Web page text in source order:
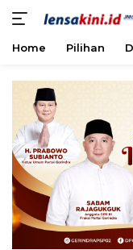
konten
Home Pilihan